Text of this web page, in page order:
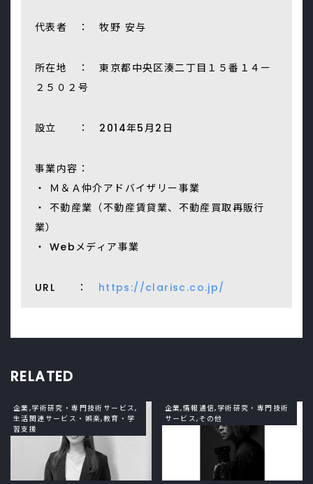
代表者 ： 牧野 安与
所在地 ： 東京都中央区湊二丁目１５番１４ー
２５０２号
設立 ： 2014年5月2日
事業内容：
・ Ｍ＆Ａ仲介アドバイザリー事業
・ 不動産業（不動産賃貸業、不動産買取再販行
業）
・ Webメディア事業
URL ： https://clarisc.co.jp/
RELATED
企業,学術研究・専門技術サービス,
生活関連サービス・娯楽,教育・学
習支援
企業,情報通信,学術研究・専門技術
サービス,その他